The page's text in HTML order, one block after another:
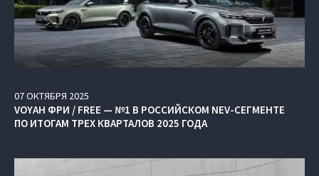
07ОКТЯБРЯ 2025
VOYAH ФРИ / FREE — №1 В РОССИЙСКОМ NEV-СЕГМЕНТЕ
ПО ИТОГАМ ТРЕХ КВАРТАЛОВ 2025 ГОДА